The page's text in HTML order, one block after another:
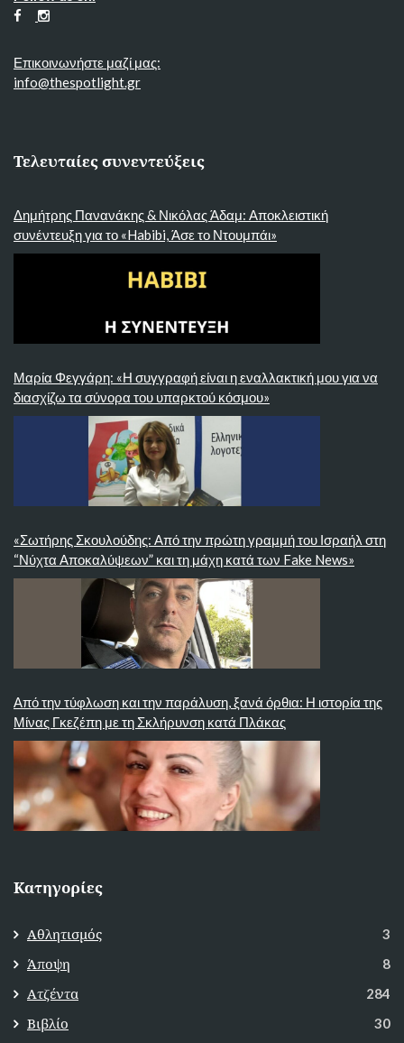
Επικοινωνήστε μαζί μας:
info@thespotlight.gr
Τελευταίες συνεντεύξεις
Δημήτρης Πανανάκης & Νικόλας Άδαμ: Αποκλειστική
συνέντευξη για το «Habibi, Άσε το Ντουμπάι»
Μαρία Φεγγάρη: «Η συγγραφή είναι η εναλλακτική μου για να
διασχίζω τα σύνορα του υπαρκτού κόσμου»
«Σωτήρης Σκουλούδης: Από την πρώτη γραμμή του Ισραήλ στη
“Νύχτα Αποκαλύψεων” και τη μάχη κατά των Fake News»
Από την τύφλωση και την παράλυση, ξανά όρθια: Η ιστορία της
Μίνας Γκεζέπη με τη Σκλήρυνση κατά Πλάκας
Κατηγορίες
Αθλητισμός 3
Άποψη 8
Ατζέντα 284
Βιβλίο 30